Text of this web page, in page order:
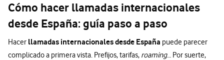
Cómo hacer llamadas internacionales
desde España: guía paso a paso
Hacer llamadas internacionales desde España puede parecer
complicado a primera vista. Prefijos, tarifas, roaming… Por suerte,